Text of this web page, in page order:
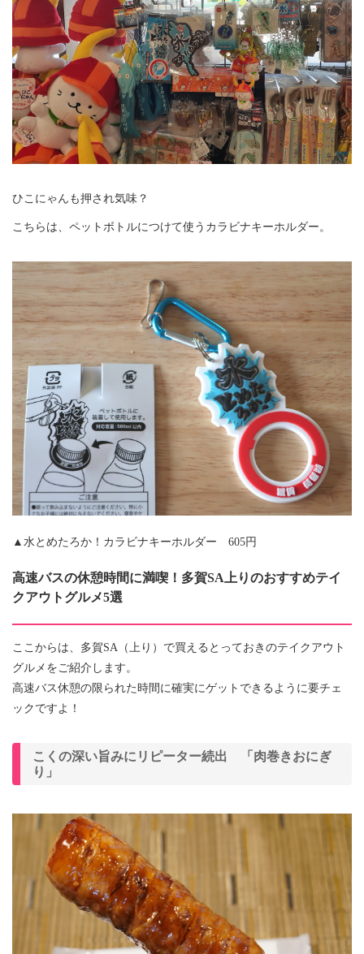
ひこにゃんも押され気味？
こちらは、ペットボトルにつけて使うカラビナキーホルダー。
▲水とめたろか！カラビナキーホルダー 605円
高速バスの休憩時間に満喫！多賀SA上りのおすすめテイ
クアウトグルメ5選
ここからは、多賀SA（上り）で買えるとっておきのテイクアウト
グルメをご紹介します。
高速バス休憩の限られた時間に確実にゲットできるように要チェ
ックですよ！
こくの深い旨みにリピーター続出 「肉巻きおにぎ
り」